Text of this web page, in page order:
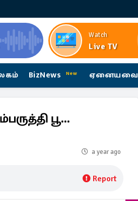
Watch
Live TV
BizNews New ஏனையவை
பூ...
a year ago
Report